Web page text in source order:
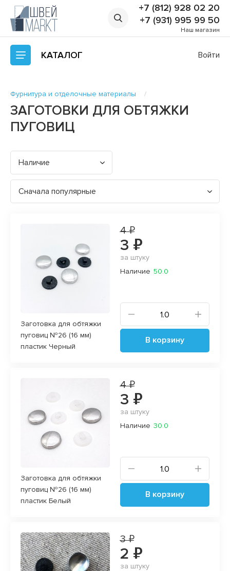
+7 (812) 928 02 20
+7 (931) 995 99 50
Наш магазин
КАТАЛОГ Войти
Фурнитура и отделочные материалы
ЗАГОТОВКИ ДЛЯ ОБТЯЖКИ
ПУГОВИЦ
Наличие
Сначала популярные
Заготовка для обтяжки
пуговиц №26 (16 мм)
пластик Черный
4 ₽
3 ₽
за штуку
Наличие 50.0
В корзину
Заготовка для обтяжки
пуговиц №26 (16 мм)
пластик Белый
4 ₽
3 ₽
за штуку
Наличие 30.0
В корзину
3 ₽
2 ₽
за штуку